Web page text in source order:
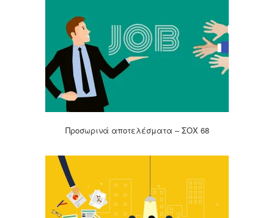
Προσωρινά αποτελέσματα – ΣΟΧ 68